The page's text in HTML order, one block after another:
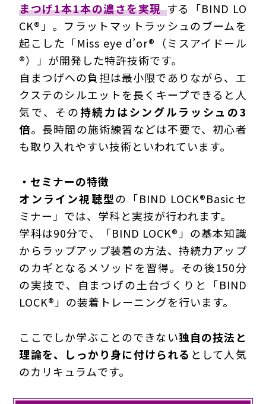
まつげ1本1本の濃さを実現 する「BIND LO
CK®」。フラットマットラッシュのブームを
起こした「Miss eye d’or®（ミスアイドール
®）」が開発した特許技術です。
自まつげへの負担は最小限でありながら、エ
クステのシルエットを長くキープできると人
気で、その持続力はシングルラッシュの3
倍。長時間の施術練習などは不要で、初心者
も取り入れやすい技術といわれています。
・セミナーの特徴
オンライン視聴型の「BIND LOCK®Basicセ
ミナー」では、学科と実技が行われます。
学科は90分で、「BIND LOCK®」の基本知識
からラップアップ装着の方法、持続力アップ
のカギとなるメソッドを習得。その後150分
の実技で、自まつげの土台づくりと「BIND
LOCK®」の装着トレーニングを行います。
ここでしか学ぶことのできない独自の技法と
理論を、しっかり身に付けられる として人気
のカリキュラムです。